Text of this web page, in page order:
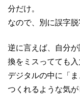
分だけ。
なので、別に誤字
逆に言えば、自分
換をミスってても入
デジタルの中に「
つくれるような気が